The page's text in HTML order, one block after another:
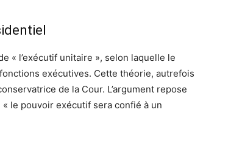
« l’exécutif unitaire », selon laquelle le
exécutives. Cette théorie, autrefois
de la Cour. L’argument repose
le pouvoir exécutif sera confié à un